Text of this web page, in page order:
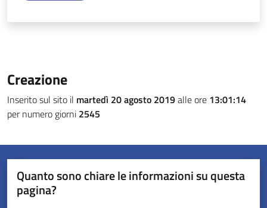
Creazione
Inserito sul sito il martedì 20 agosto 2019alle ore 13:01:14
per numero giorni 2545
Quanto sono chiare le informazioni su questa
pagina?